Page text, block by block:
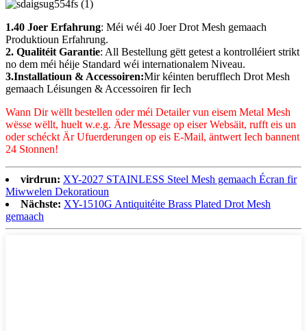
1.40 Joer Erfahrung: Méi wéi 40 Joer Drot Mesh gemaach
Produktioun Erfahrung.
2. Qualitéit Garantie: All Bestellung gëtt getest a kontrolléiert strikt
no dem méi héije Standard wéi internationalem Niveau.
3.Installatioun & Accessoiren:Mir kéinten berufflech Drot Mesh
gemaach Léisungen & Accessoiren fir Iech
Wann Dir wëllt bestellen oder méi Detailer vun eisem Metal Mesh
wësse wëllt, huelt w.e.g. Äre Message op eiser Websäit, rufft eis un
oder schéckt Är Ufuerderungen op eis E-Mail, äntwert Iech bannent
24 Stonnen!
virdrun: XY-2027 STAINLESS Steel Mesh gemaach Écran fir
Miwwelen Dekoratioun
Nächste: XY-1510G Antiquitéite Brass Plated Drot Mesh
gemaach